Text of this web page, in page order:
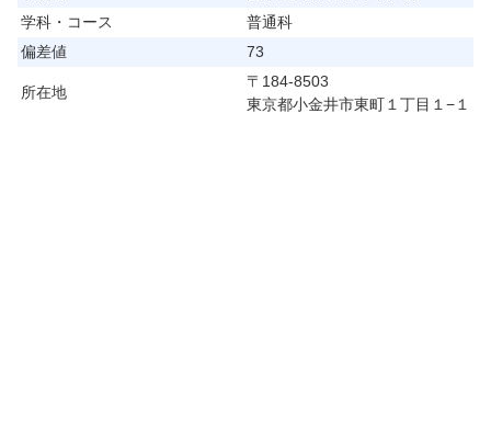
学科・コース
普通科
偏差値
73
所在地
〒184-8503
東京都小金井市東町１丁目１−１